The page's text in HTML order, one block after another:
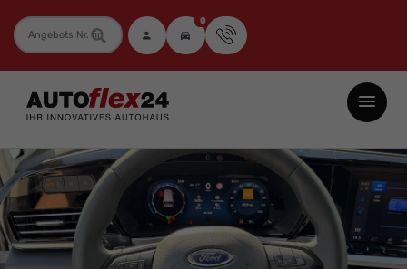
Fahrzeugnummer 0
Autoflex24
GmbH
-
EU-
Neuwagen
Jahreswagen
und